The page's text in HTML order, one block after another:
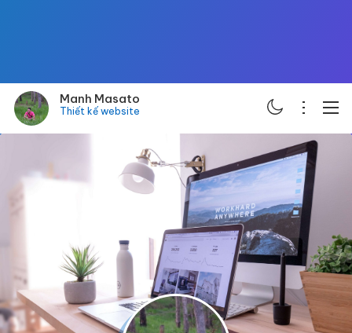
Manh Masato
Thiết kế website
PORTFOLIO
CONTACT
SCHEDULE